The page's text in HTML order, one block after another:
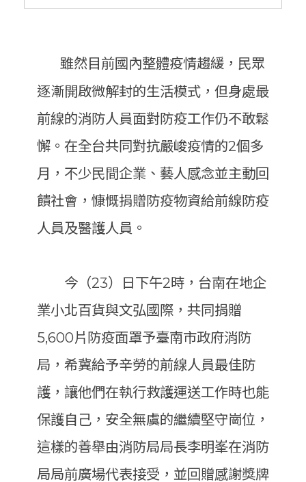
雖然目前國內整體疫情趨緩，民眾
逐漸開啟微解封的生活模式，但身處最
前線的消防人員面對防疫工作仍不敢鬆
懈。在全台共同對抗嚴峻疫情的2個多
月，不少民間企業、藝人感念並主動回
饋社會，慷慨捐贈防疫物資給前線防疫
人員及醫護人員。
今（23）日下午2時，台南在地企
業小北百貨與文弘國際，共同捐贈
5,600片防疫面罩予臺南市政府消防
局，希冀給予辛勞的前線人員最佳防
護，讓他們在執行救護運送工作時也能
保護自己，安全無虞的繼續堅守崗位，
這樣的善舉由消防局局長李明峯在消防
局局前廣場代表接受，並回贈感謝獎牌